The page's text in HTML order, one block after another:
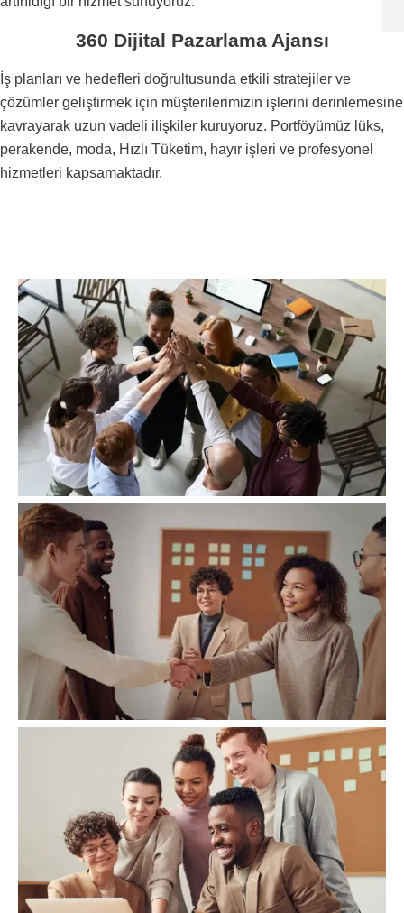
360 Dijital Pazarlama Ajansı
İş planları ve hedefleri doğrultusunda etkili stratejiler ve
çözümler geliştirmek için müşterilerimizin işlerini derinlemesine
kavrayarak uzun vadeli ilişkiler kuruyoruz. Portföyümüz lüks,
perakende, moda, Hızlı Tüketim, hayır işleri ve profesyonel
hizmetleri kapsamaktadır.